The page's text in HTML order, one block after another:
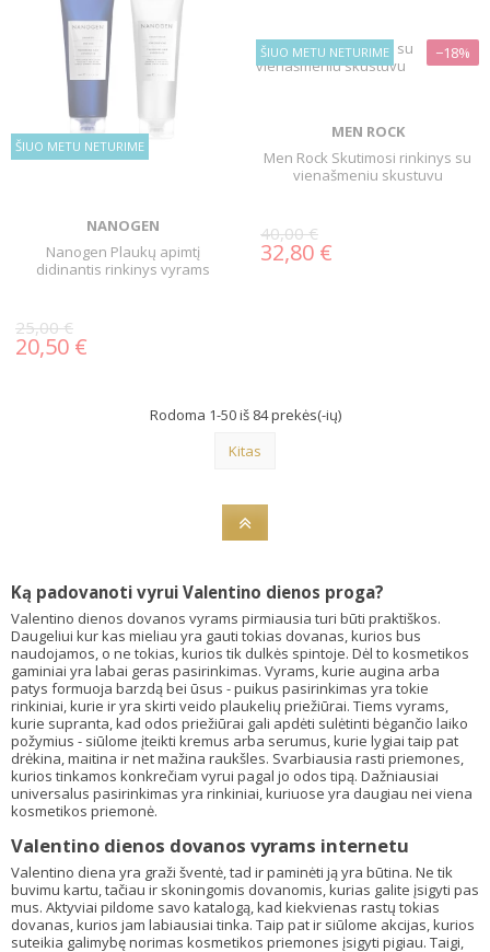
ŠIUO METU NETURIME
NANOGEN
Nanogen Plaukų apimtį
didinantis rinkinys vyrams
25,00 €
20,50 €
ŠIUO METU NETURIME −18%
MEN ROCK
Men Rock Skutimosi rinkinys su
vienašmeniu skustuvu
40,00 €
32,80 €
Rodoma 1-50 iš 84 prekės(-ių)
Kitas
Ką padovanoti vyrui Valentino dienos proga?
Valentino dienos dovanos vyrams pirmiausia turi būti praktiškos.
Daugeliui kur kas mieliau yra gauti tokias dovanas, kurios bus
naudojamos, o ne tokias, kurios tik dulkės spintoje. Dėl to kosmetikos
gaminiai yra labai geras pasirinkimas. Vyrams, kurie augina arba
patys formuoja barzdą bei ūsus - puikus pasirinkimas yra tokie
rinkiniai, kurie ir yra skirti veido plaukelių priežiūrai. Tiems vyrams,
kurie supranta, kad odos priežiūrai gali apdėti sulėtinti bėgančio laiko
požymius - siūlome įteikti kremus arba serumus, kurie lygiai taip pat
drėkina, maitina ir net mažina raukšles. Svarbiausia rasti priemones,
kurios tinkamos konkrečiam vyrui pagal jo odos tipą. Dažniausiai
universalus pasirinkimas yra rinkiniai, kuriuose yra daugiau nei viena
kosmetikos priemonė.
Valentino dienos dovanos vyrams internetu
Valentino diena yra graži šventė, tad ir paminėti ją yra būtina. Ne tik
buvimu kartu, tačiau ir skoningomis dovanomis, kurias galite įsigyti pas
mus. Aktyviai pildome savo katalogą, kad kiekvienas rastų tokias
dovanas, kurios jam labiausiai tinka. Taip pat ir siūlome akcijas, kurios
suteikia galimybę norimas kosmetikos priemones įsigyti pigiau. Taigi,